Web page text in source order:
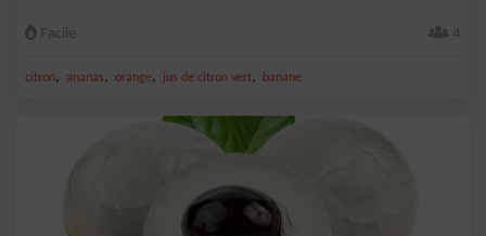
Facile 4
citron, ananas, orange, jus de citron vert, banane